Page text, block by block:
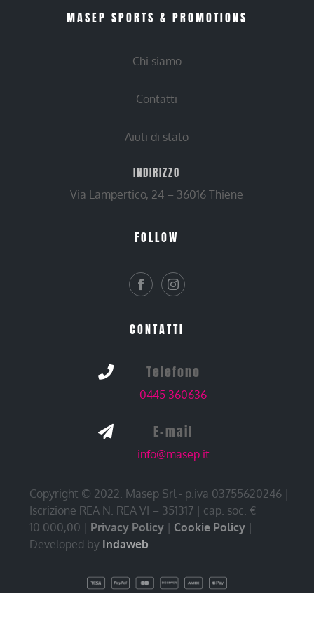
MASEP SPORTS & PROMOTIONS
Chi siamo
Contatti
Aiuti di stato
INDIRIZZO
Via Lampertico, 24 – 36016 Thiene
FOLLOW
CONTATTI
 Telefono
0445 360636
 E-mail
info@masep.it
Copyright © 2022. Masep Srl - p.iva 03755620246 |
Iscrizione REA N. REA VI – 351317 | cap. soc. €
10.000,00 | Privacy Policy | Cookie Policy |
Developed by Indaweb